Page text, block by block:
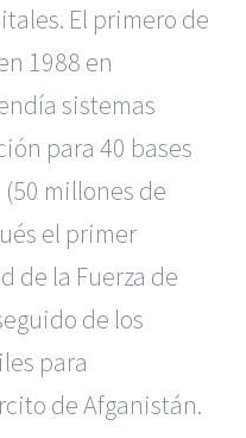
El primero de
1988 en
sistemas
para 40 bases
(50 millones de
el primer
de la Fuerza de
de los
para
de Afganistán.